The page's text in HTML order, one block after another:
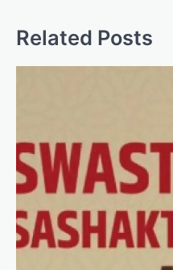
Related Posts